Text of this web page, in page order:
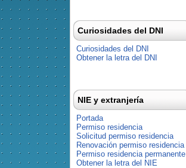
Curiosidades del DNI
Curiosidades del DNI
Obtener la letra del DNI
NIE y extranjería
Portada
Permiso residencia
Solicitud permiso residencia
Renovación permiso residencia
Permiso residencia permanente
Obtener la letra del NIE